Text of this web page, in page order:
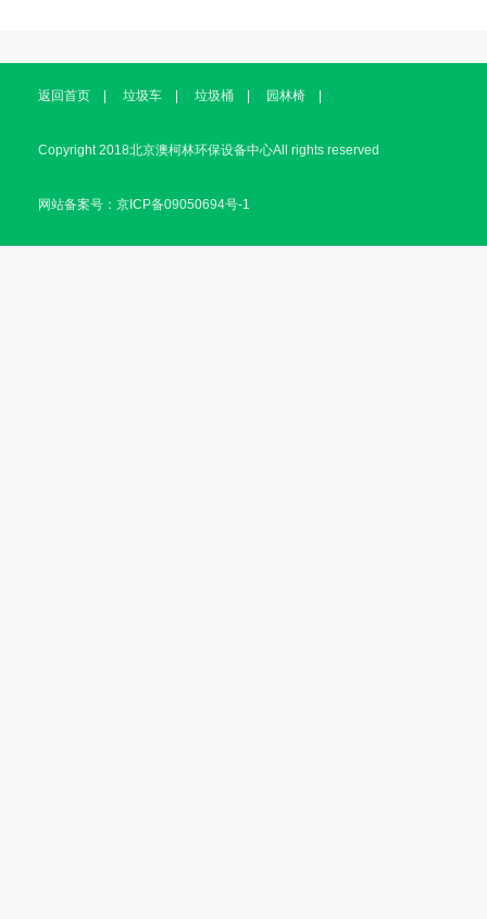
返回首页 垃圾车 垃圾桶 园林椅
Copyright 2018北京澳柯林环保设备中心All rights reserved
网站备案号：京ICP备09050694号-1